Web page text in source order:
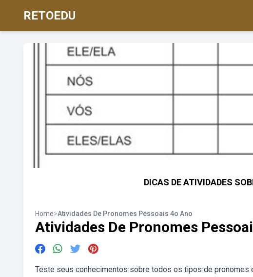
RETOEDU
DICAS DE ATIVIDADES
Home>Atividades De Pronomes Pessoais 4o Ano
Atividades De Pronomes
Teste seus conhecimentos sobre todos os tipos de pronomes